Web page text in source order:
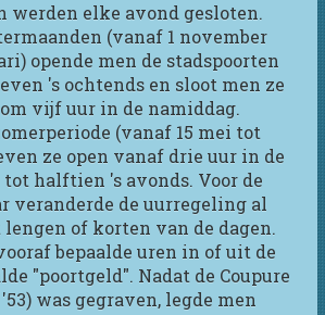
werden elke avond gesloten.
(vanaf 1 november
opende men de stadspoorten
's ochtends en sloot men ze
vijf uur in de namiddag.
(vanaf 15 mei tot
ze open vanaf drie uur in de
halftien 's avonds. Voor de
veranderde de uurregeling al
of korten van de dagen.
bepaalde uren in of uit de
"poortgeld". Nadat de Coupure
'53) was gegraven, legde men